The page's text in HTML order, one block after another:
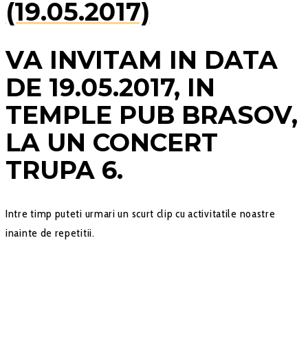
(19.05.2017)
VA INVITAM IN DATA
DE 19.05.2017, IN
TEMPLE PUB BRASOV,
LA UN CONCERT
TRUPA 6.
Intre timp puteti urmari un scurt clip cu activitatile noastre
inainte de repetitii.